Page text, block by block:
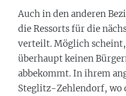
Auch in den anderen
die Ressorts für die
verteilt. Möglich scheint,
überhaupt keinen
abbekommt. In ihrem
Steglitz-Zehlendorf, wo